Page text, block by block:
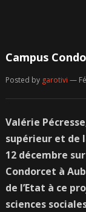
Campus
Posted by garotivi —
Valérie
supérieur et de
12 décembre
Condorcet à
de l’Etat à ce
sciences